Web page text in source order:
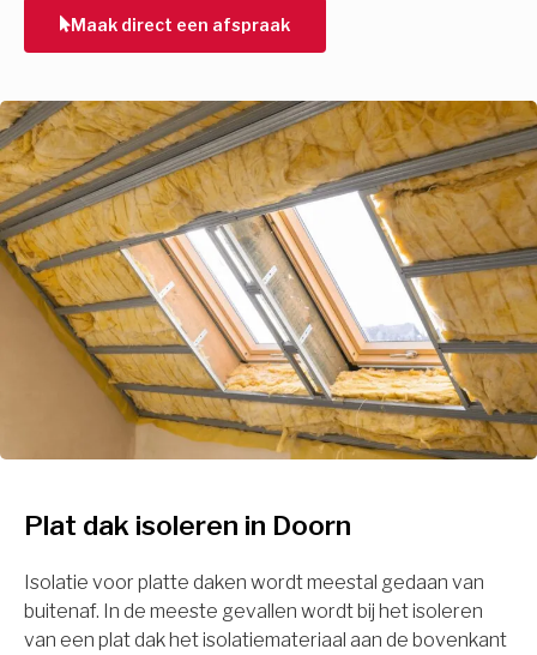
Maak direct een afspraak
Plat dak isoleren in Doorn
Isolatie voor platte daken wordt meestal gedaan van
buitenaf. In de meeste gevallen wordt bij het isoleren
van een plat dak het isolatiemateriaal aan de bovenkant